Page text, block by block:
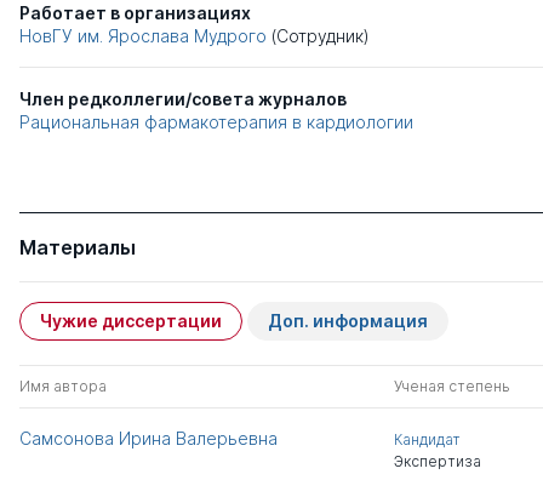
Работает в организациях
НовГУ им. Ярослава Мудрого (Сотрудник)
Член редколлегии/совета журналов
Рациональная фармакотерапия в кардиологии
Материалы
Чужие диссертации Доп. информация
Имя автора Ученая степень
Самсонова Ирина Валерьевна
Кандидат
Экспертиза